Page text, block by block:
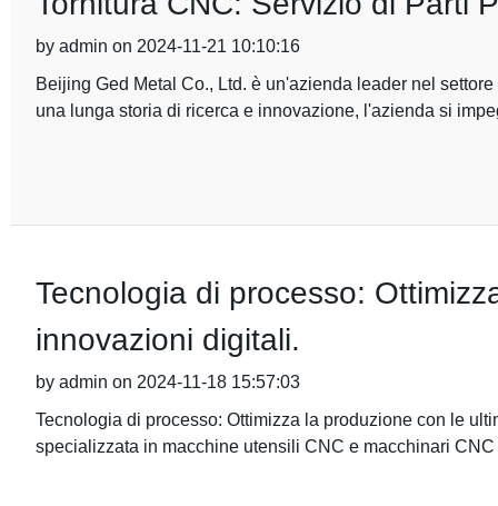
by admin on 2024-11-21 10:10:16
Beijing Ged Metal Co., Ltd. è un'azienda leader nel
una lunga storia di ricerca e innovazione, l'azienda si
Tecnologia di processo:
innovazioni digitali.
by admin on 2024-11-18 15:57:03
Tecnologia di processo: Ottimizza la produzione con le
specializzata in macchine utensili CNC e macchinari